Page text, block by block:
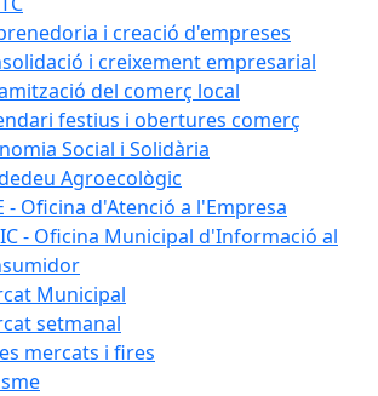
i creació d'empreses
i creixement empresarial
del comerç local
festius i obertures comerç
Social i Solidària
Agroecològic
- Oficina d'Atenció a l'Empresa
- Oficina Municipal d'Informació al
Municipal
setmanal
mercats i fires